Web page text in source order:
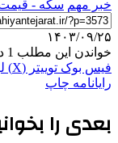
خبر مهم سکه -
۱۴۰۳/۰۹/۲۵
خواندن این مطلب 1 دقیقه زمان میبرد
فیس بوک توییتر (X)
رایانامه چاپ
بعدی را